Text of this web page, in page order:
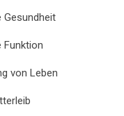
Gesundheit
Funktion
von Leben